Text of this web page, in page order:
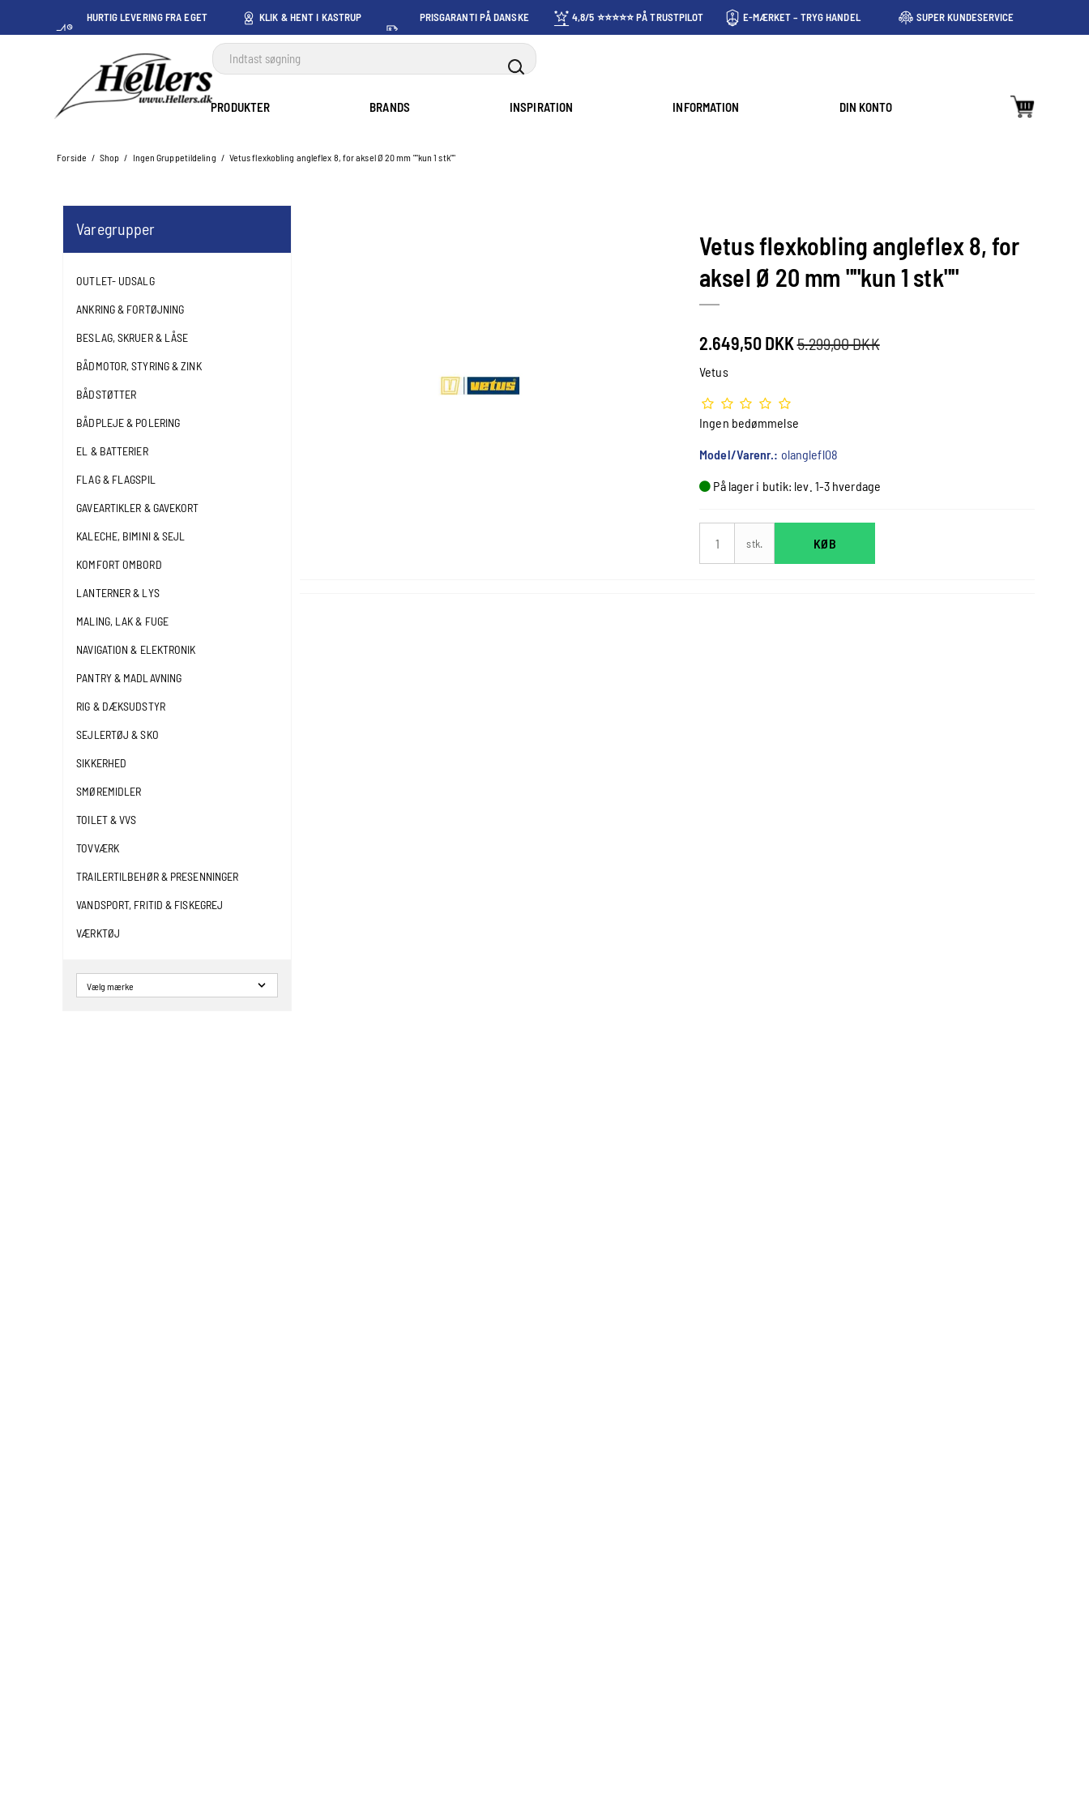
HURTIG LEVERING FRA EGET KLIK & HENT I KASTRUP PRISGARANTI PÅ DANSKE
PRISER
4,8/5 ⭐⭐⭐⭐⭐ PÅ TRUSTPILOT E-MÆRKET – TRYG HANDEL SUPER KUNDESERVICE
PRODUKTER BRANDS INSPIRATION INFORMATION DIN KONTO
Forside / Shop / Ingen Gruppetildeling / Vetus flexkobling angleflex 8, for aksel Ø 20 mm ""kun 1 stk""
Varegrupper
OUTLET- UDSALG
ANKRING & FORTØJNING
BESLAG, SKRUER & LÅSE
BÅDMOTOR, STYRING & ZINK
BÅDSTØTTER
BÅDPLEJE & POLERING
EL & BATTERIER
FLAG & FLAGSPIL
GAVEARTIKLER & GAVEKORT
KALECHE, BIMINI & SEJL
KOMFORT OMBORD
LANTERNER & LYS
MALING, LAK & FUGE
NAVIGATION & ELEKTRONIK
PANTRY & MADLAVNING
RIG & DÆKSUDSTYR
SEJLERTØJ & SKO
SIKKERHED
SMØREMIDLER
TOILET & VVS
TOVVÆRK
TRAILERTILBEHØR & PRESENNINGER
VANDSPORT, FRITID & FISKEGREJ
VÆRKTØJ
Vetus flexkobling angleflex 8, for
aksel Ø 20 mm ""kun 1 stk""
2.649,50 DKK5.299,00 DKK
Vetus
Ingen bedømmelse
Model/Varenr.: olanglefl08
På lager i butik: lev. 1-3 hverdage
stk. KØB